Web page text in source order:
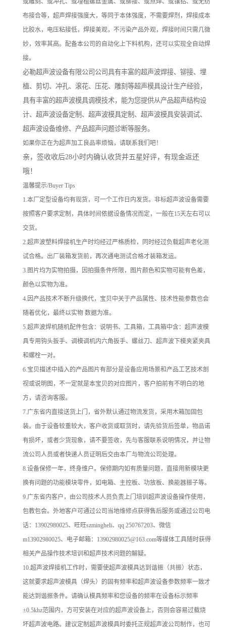
或雕刻、或冲孔、或埋植螺丝金属、或铆接、或点焊、或镶钻、或无纺
布接合等，超声焊接强度大，等同于本体强度，不需要焊剂，焊接成本
比胶水，电压粘接低，焊接美观，不污染产品外观，焊接时间只需几微
妙，效率其高。配备本公司的自动化上下料机构，还可以实现全自动焊
接。
必勒超声波设备有限公司公司具有丰富的超声波焊接、铆接、埋
植、剪切、冲孔、滚花、压花、雕刻等超声模具设计生产经验，
具有丰富的超声波模具调模技术，能为您提供从产品超声结构设
计、超声波设备定制、超声波模具定制、超声波模具安装调试、
超声波设备维修、产品超声问题诊断等服务。
如果你正在为超声加工良品率烦恼，请联系我们吧！
亲，签收收后28小时内确认收货并五星好评，有现金返还
哦！
温馨提示/Buyer Tips
1.本厂定型设备均有现货，可一个工作日内发货。非标超声波设备需要
按照客户要求定制，具体时间依据设备情况而定，一般在15天左右可以
交货。
2.超声波塑料焊接机生产时均经过严格质检，同时经过负载超声老化测
试合格。出厂装箱发货前，再次通电测试合格才装箱发运。
3.图片均为实物拍摄，因拍摄条件所限，图片颜色和实物可能有色差，
颜色以实物为准。
4.因产品技术不断升级换代，宝贝中关于产品属性、技术性能参数也会
随着优化，最终以实物 数据为准。
5.超声波焊机随机配件包含：说明书、工具箱，工具箱中含：超声波模
具专用钩头扳手、调模调机内六角扳手、螺丝刀、超声波下模夹紧夹具
和螺栓一对。
6.宝贝描述中插入的产品图片有部分是设备应用场景和产品工艺技术剖
视或说明图，不一定就是本宝贝的对应图片，客户拍前有不明白的地
方，请咨询客服。
7.广东省内直接送货上门，省外默认通过物流发货，采用木箱加固包
装。由于设备较重较大，客户收货或取货时，请先验货后签单，物品诺
有损坏，或者少货现象，请不要签收，先与客服联系说明情况，并让物
流公司人员或者快递人员证明后交由本厂与物流公司处理。
8.设备保修一年，终身维户。保修期内如有质量问题，直接用新模块更
换有问题的功能模块零件，如电箱、主控板、功放板、换能器振子等。
9.广东省内客户，由公司技术人员负责上门培训超声波设备操作使用，
包教包会。外地客户可通过公司当地维修点获得售后服务或通过公司电
话：13902980025、旺旺szmingheli、qq 250767203、微信
m13902980025、电子邮箱：13902980025@163.com等媒体工具随时获得
相关产品操作技术培训和超声技术问题的解疑。
10.超声波焊接机工作时，需要使超声波模具达到谐振（共振）状态，
这就要求超声波模具（焊头）的固有频率和超声波设备参数频率一致才
能达到谐振条件。请确认模具频率和您设备的频率在设备标示频率
±0.5khz范围内，方可安装在对应的超声波设备上，否则会容易过载烧
坏超声波电路。建议定制超声波模具时委托正规超声波公司制作，也可